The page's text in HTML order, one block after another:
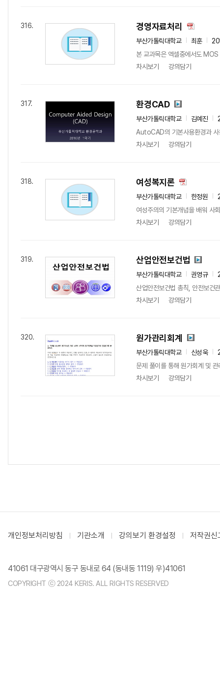
316. 경영자료처리
부산가톨릭대학교 최훈
본 교과목은 엑셀중에서도
차시보기
강의담기
317. 환경CAD
부산가톨릭대학교 김예진
AutoCAD의 기본사용환경과 사
차시보기
강의담기
318. 여성복지론
부산가톨릭대학교 한정원
여성주의의 기본개념을 배워 사
차시보기
강의담기
319. 산업안전보건법
부산가톨릭대학교 권영규
산업안전보건법 총칙, 안전보건
차시보기
강의담기
320. 원가관리회계
부산가톨릭대학교 신성욱
문제 풀이를 통해 원가회계 및
차시보기
강의담기
개인정보처리방침 기관소개 강의보기 환경설정 저작권신
41061 대구광역시 동구 동내로 64 (동내동 1119) 우)41061
COPYRIGHT ⓒ 2024 KERIS. ALL RIGHTS RESERVED